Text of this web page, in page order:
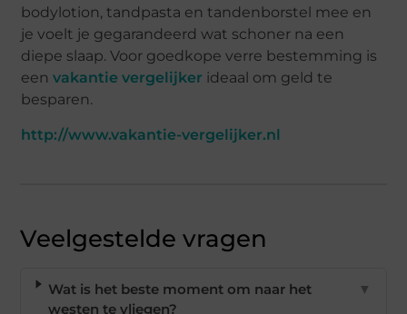
bodylotion, tandpasta en tandenborstel mee en
je voelt je gegarandeerd wat schoner na een
diepe slaap. Voor goedkope verre bestemming is
eenvakantie vergelijker ideaal om geld te
besparen.
http://www.vakantie-vergelijker.nl
Veelgestelde vragen
Wat is het beste moment om naar het
westen te vliegen?
▼